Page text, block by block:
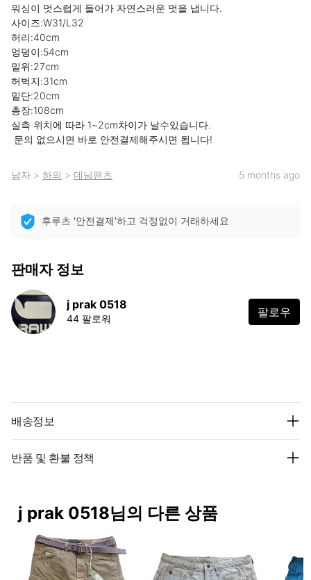
워싱이 멋스럽게 들어가 자연스러운 멋을 냅니다.
사이즈:W31/L32
허리:40cm
엉덩이:54cm
밑위:27cm
허벅지:31cm
밑단:20cm
총장:108cm
실측 위치에 따라 1~2cm차이가 날수있습니다.
문의 없으시면 바로 안전결제해주시면 됩니다!
남자 > 하의 > 데님팬츠 5 months ago
후루츠 '안전결제'하고 걱정없이 거래하세요
판매자 정보
j prak 0518
44 팔로워 팔로우
배송정보
반품 및 환불 정책
j prak 0518님의 다른 상품